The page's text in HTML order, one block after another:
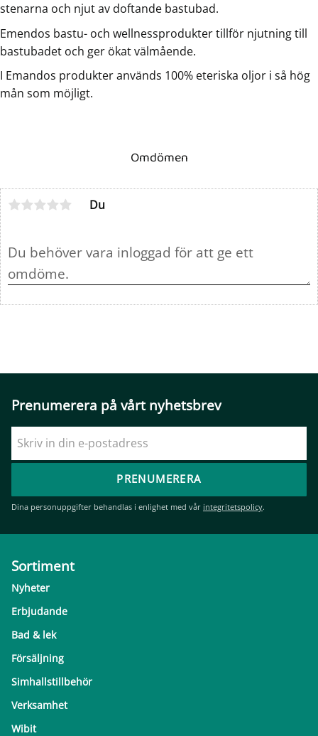
stenarna och njut av doftande bastubad.
Emendos bastu- och wellnessprodukter tillför njutning till
bastubadet och ger ökat välmående.
I Emandos produkter används 100% eteriska oljor i så hög
mån som möjligt.
Omdömen
Du
Prenumerera på vårt nyhetsbrev
PRENUMERERA
Dina personuppgifter behandlas i enlighet med vår integritetspolicy.
Sortiment
Nyheter
Erbjudande
Bad & lek
Försäljning
Simhallstillbehör
Verksamhet
Wibit